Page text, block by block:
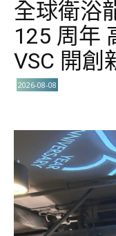
全球衛浴
125 周年
VSC 開創
2026-08-08